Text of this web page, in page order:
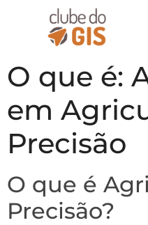
O que é:
em
Precisão
O que é
Precisão?